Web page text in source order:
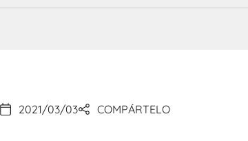
2021/03/03 COMPÁRTELO